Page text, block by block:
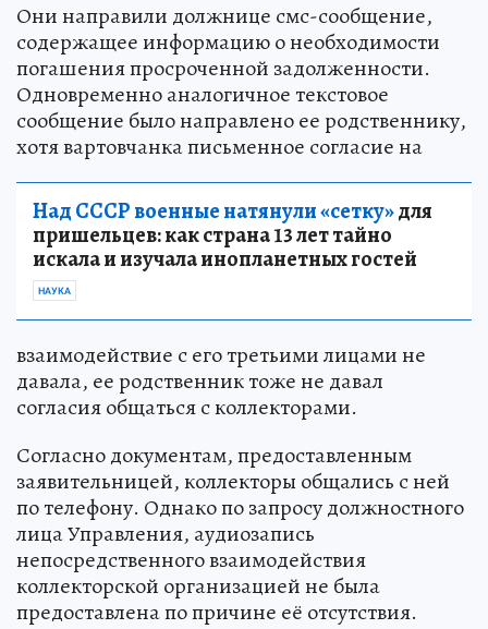
Они направили должнице смс-сообщение,
содержащее информацию о необходимости
погашения просроченной задолженности.
Одновременно аналогичное текстовое
сообщение было направлено ее родственнику,
хотя вартовчанка письменное согласие на
Над СССР военные натянули «сетку»для
пришельцев: как страна 13 лет тайно
искала и изучала инопланетных гостей
НАУКА
взаимодействие с его третьими лицами не
давала, ее родственник тоже не давал
согласия общаться с коллекторами.
Согласно документам, предоставленным
заявительницей, коллекторы общались с ней
по телефону. Однако по запросу должностного
лица Управления, аудиозапись
непосредственного взаимодействия
коллекторской организацией не была
предоставлена по причине её отсутствия.